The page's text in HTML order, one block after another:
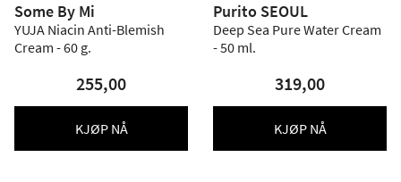
Some By Mi
YUJA Niacin Anti-Blemish
Cream - 60 g.
255,00
KJØP NÅ
Purito SEOUL
Deep Sea Pure Water Cream
- 50 ml.
319,00
KJØP NÅ